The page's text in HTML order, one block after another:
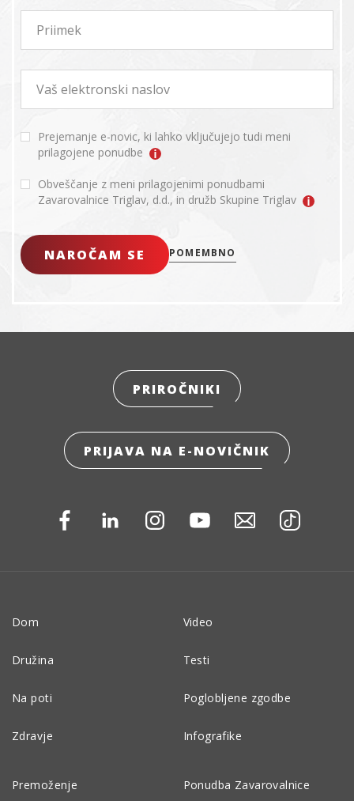
Priimek
Vaš elektronski naslov
Prejemanje e-novic, ki lahko vključujejo tudi meni
prilagojene ponudbe
Obveščanje z meni prilagojenimi ponudbami
Zavarovalnice Triglav, d.d., in družb Skupine Triglav
NAROČAM SE POMEMBNO
PRIROČNIKI
PRIJAVA NA E-NOVIČNIK
Dom
Družina
Na poti
Zdravje
Premoženje
Video
Testi
Poglobljene zgodbe
Infografike
Ponudba Zavarovalnice